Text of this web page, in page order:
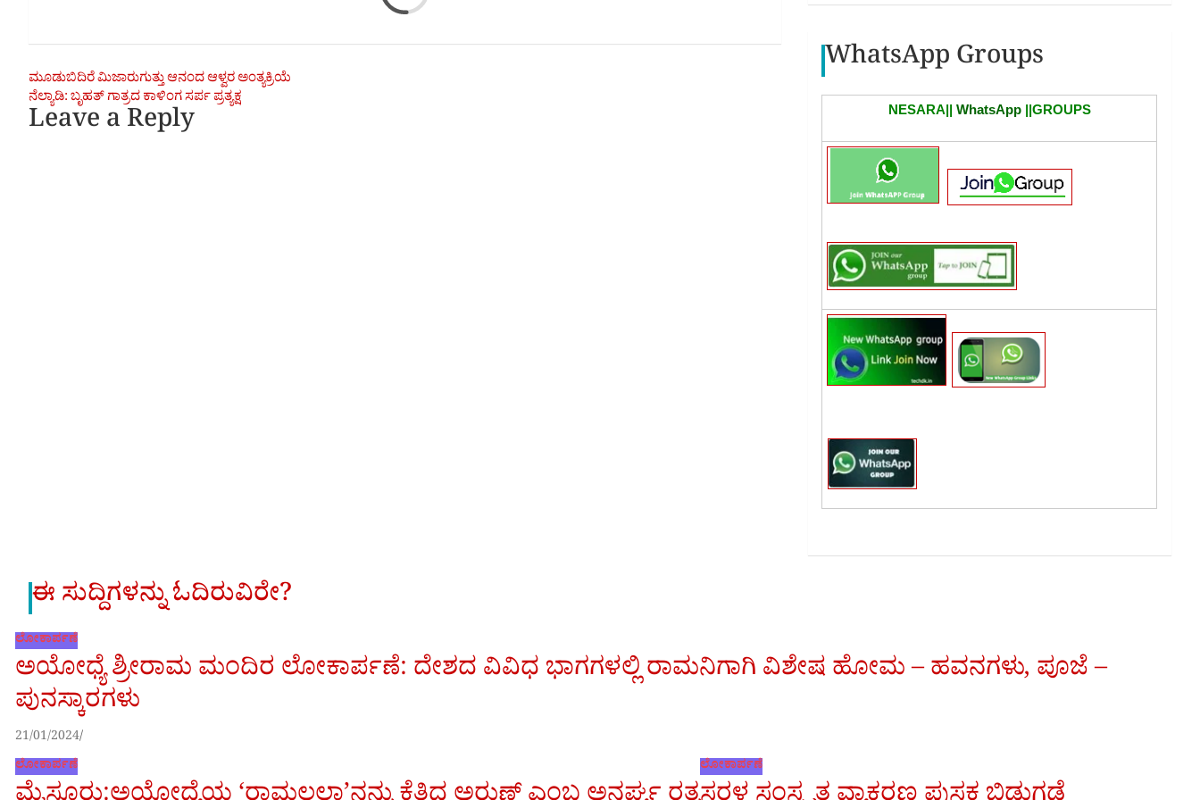
Post
navigation
ಮೂಡುಬಿದಿರೆ ಮಿಜಾರುಗುತ್ತು ಆನಂದ ಆಳ್ವರ ಅಂತ್ಯಕ್ರಿಯೆ
ನೆಲ್ಯಾಡಿ: ಬೃಹತ್ ಗಾತ್ರದ ಕಾಳಿಂಗ ಸರ್ಪ ಪ್ರತ್ಯಕ್ಷ
Leave a Reply
WhatsApp Groups
NESARA|| WhatsApp||GROUPS
ಈ ಸುದ್ದಿಗಳನ್ನು ಓದಿರುವಿರೇ?
ಲೋಕಾರ್ಪಣೆ
ಅಯೋಧ್ಯೆ ಶ್ರೀರಾಮ ಮಂದಿರ ಲೋಕಾರ್ಪಣೆ: ದೇಶದ ವಿವಿಧ ಭಾಗಗಳಲ್ಲಿ ರಾಮನಿಗಾಗಿ ವಿಶೇಷ ಹೋಮ – ಹವನಗಳು, ಪೂಜೆ –
ಪುನಸ್ಕಾರಗಳು
21/01/2024
ಲೋಕಾರ್ಪಣೆ
ಲೋಕಾರ್ಪಣೆ